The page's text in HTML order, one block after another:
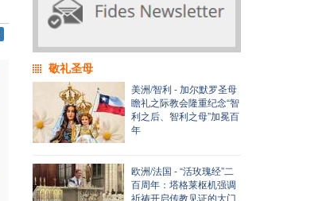
敬礼圣母
美洲/智利 - 加尔默罗圣母
瞻礼之际教会隆重纪念“智
利之后、智利之母”加冕百
年
欧洲/法国 - “活玫瑰经”二
百周年：塔格莱枢机强调
祈祷开启传教见证的大门